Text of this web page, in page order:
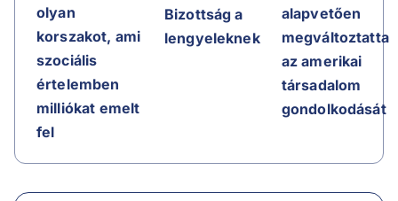
olyan
korszakot, ami
szociális
értelemben
milliókat emelt
fel
Bizottság a
lengyeleknek
alapvetően
megváltoztatta
az amerikai
társadalom
gondolkodását